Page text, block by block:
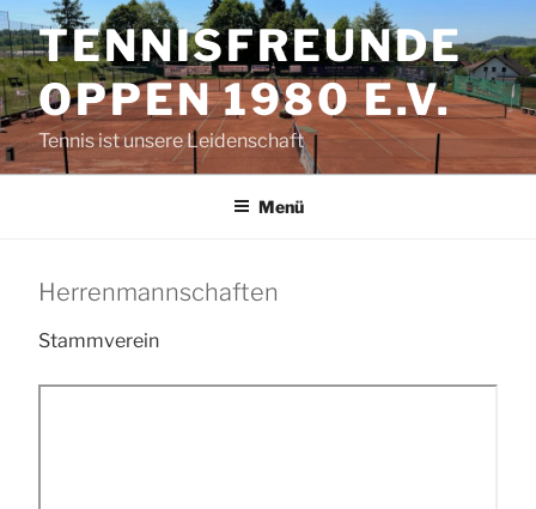
Zum
Inhalt
springenTENNISFREUNDE
OPPEN 1980 E.V.
Tennis ist unsere Leidenschaft
Menü
Herrenmannschaften
Stammverein